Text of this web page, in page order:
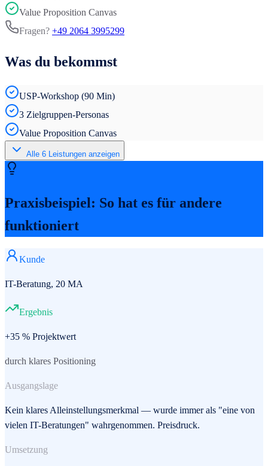
Value Proposition Canvas
Fragen? +49 2064 3995299
Was du bekommst
USP-Workshop (90 Min)
3 Zielgruppen-Personas
Value Proposition Canvas
Alle 6 Leistungen anzeigen
Praxisbeispiel: So hat es für andere
funktioniert
Kunde
IT-Beratung, 20 MA
Ergebnis
+35 % Projektwert
durch klares Positioning
Ausgangslage
Kein klares Alleinstellungsmerkmal — wurde immer als "eine von
vielen IT-Beratungen" wahrgenommen. Preisdruck.
Umsetzung